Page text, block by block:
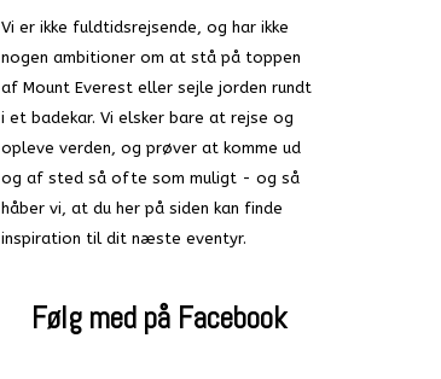
Vi er ikke fuldtidsrejsende, og har ikke
nogen ambitioner om at stå på toppen
af Mount Everest eller sejle jorden rundt
i et badekar. Vi elsker bare at rejse og
opleve verden, og prøver at komme ud
og af sted så ofte som muligt - og så
håber vi, at du her på siden kan finde
inspiration til dit næste eventyr.
Følg med på Facebook